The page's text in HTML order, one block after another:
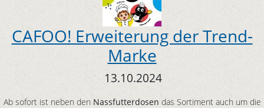
CAFOO! Erweiterung der Trend-
Marke
13.10.2024
Ab sofort ist neben den Nassfutterdosen das Sortiment auch um die